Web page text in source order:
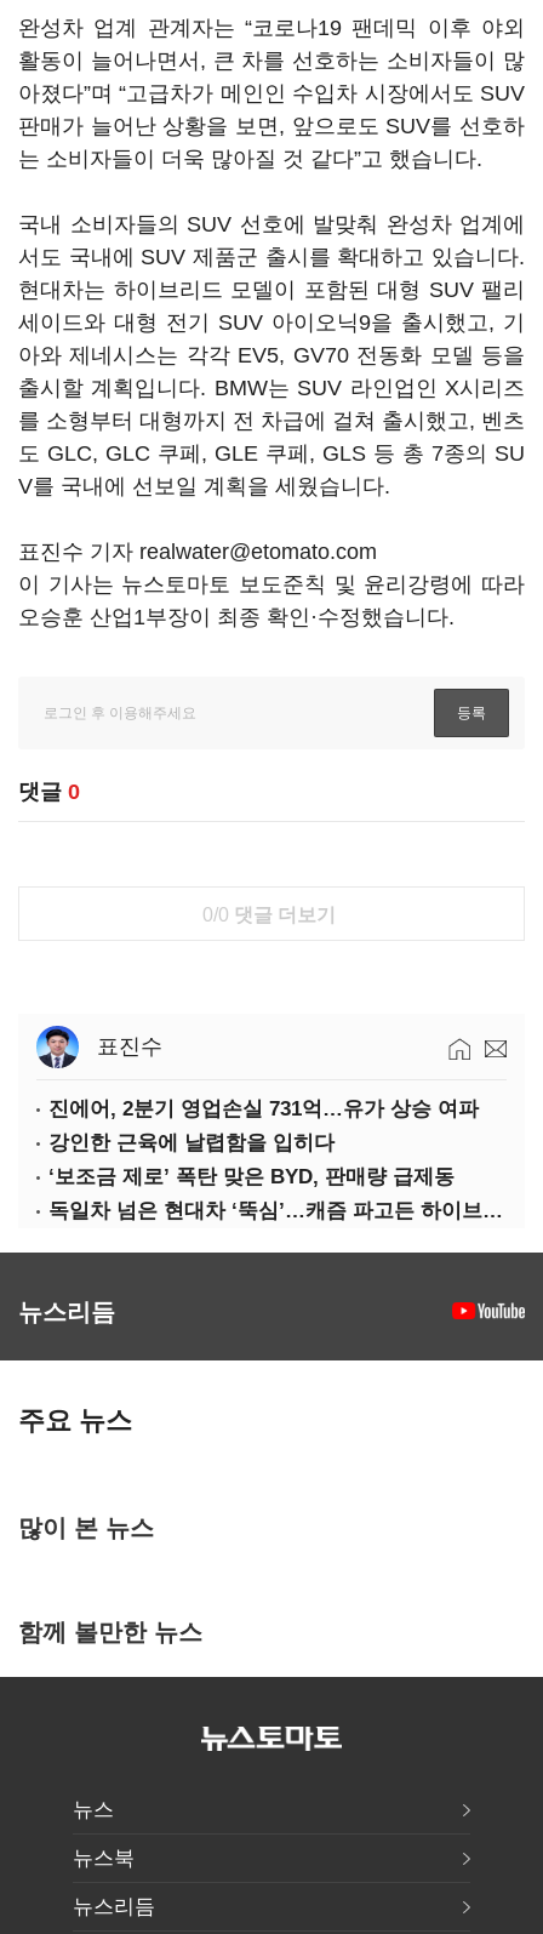
완성차 업계 관계자는 “코로나19 팬데믹 이후 야외
활동이 늘어나면서, 큰 차를 선호하는 소비자들이 많
아졌다”며 “고급차가 메인인 수입차 시장에서도 SUV
판매가 늘어난 상황을 보면, 앞으로도 SUV를 선호하
는 소비자들이 더욱 많아질 것 같다”고 했습니다.
국내 소비자들의 SUV 선호에 발맞춰 완성차 업계에
서도 국내에 SUV 제품군 출시를 확대하고 있습니다.
현대차는 하이브리드 모델이 포함된 대형 SUV 팰리
세이드와 대형 전기 SUV 아이오닉9을 출시했고, 기
아와 제네시스는 각각 EV5, GV70 전동화 모델 등을
출시할 계획입니다. BMW는 SUV 라인업인 X시리즈
를 소형부터 대형까지 전 차급에 걸쳐 출시했고, 벤츠
도 GLC, GLC 쿠페, GLE 쿠페, GLS 등 총 7종의 SU
V를 국내에 선보일 계획을 세웠습니다.
표진수 기자 realwater@etomato.com
이 기사는 뉴스토마토 보도준칙 및 윤리강령에 따라
오승훈 산업1부장이 최종 확인·수정했습니다.
댓글 0
0/0 댓글 더보기
표진수
진에어, 2분기 영업손실 731억…유가 상승 여파
강인한 근육에 날렵함을 입히다
‘보조금 제로’ 폭탄 맞은 BYD, 판매량 급제동
독일차 넘은 현대차 ‘뚝심’…캐즘 파고든 하이브리드 역전극
뉴스리듬
주요 뉴스
많이 본 뉴스
함께 볼만한 뉴스
뉴스
뉴스북
뉴스리듬